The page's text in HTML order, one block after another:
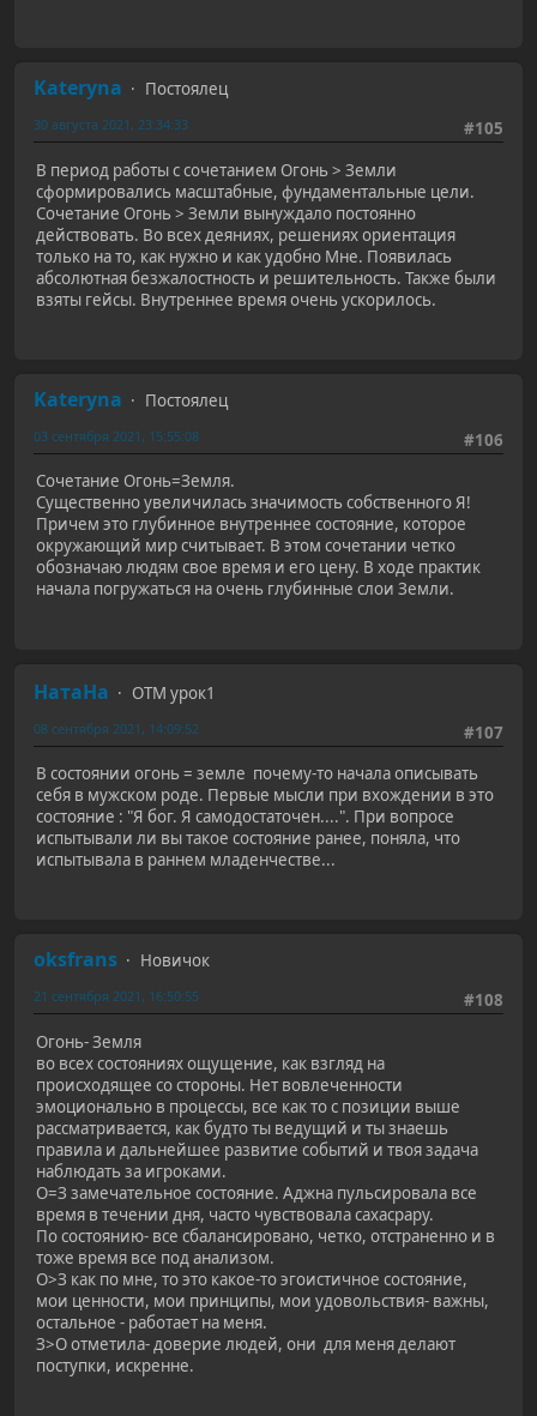
Kateryna
Постоялец
#105
30 августа 2021, 23:34:33
В период работы с сочетанием Огонь > Земли
сформировались масштабные, фундаментальные цели.
Сочетание Огонь > Земли вынуждало постоянно
действовать. Во всех деяниях, решениях ориентация
только на то, как нужно и как удобно Мне. Появилась
абсолютная безжалостность и решительность. Также были
взяты гейсы. Внутреннее время очень ускорилось.
Kateryna
Постоялец
#106
03 сентября 2021, 15:55:08
Сочетание Огонь=Земля.
Существенно увеличилась значимость собственного Я!
Причем это глубинное внутреннее состояние, которое
окружающий мир считывает. В этом сочетании четко
обозначаю людям свое время и его цену. В ходе практик
начала погружаться на очень глубинные слои Земли.
НатаНа
ОТМ урок1
#107
08 сентября 2021, 14:09:52
В состоянии огонь = земле почему-то начала описывать
себя в мужском роде. Первые мысли при вхождении в это
состояние : "Я бог. Я самодостаточен....". При вопросе
испытывали ли вы такое состояние ранее, поняла, что
испытывала в раннем младенчестве...
oksfrans
Новичок
#108
21 сентября 2021, 16:50:55
Огонь- Земля
во всех состояниях ощущение, как взгляд на
происходящее со стороны. Нет вовлеченности
эмоционально в процессы, все как то с позиции выше
рассматривается, как будто ты ведущий и ты знаешь
правила и дальнейшее развитие событий и твоя задача
наблюдать за игроками.
О=З замечательное состояние. Аджна пульсировала все
время в течении дня, часто чувствовала сахасрару.
По состоянию- все сбалансировано, четко, отстраненно и в
тоже время все под анализом.
О>З как по мне, то это какое-то эгоистичное состояние,
мои ценности, мои принципы, мои удовольствия- важны,
остальное - работает на меня.
З>О отметила- доверие людей, они для меня делают
поступки, искренне.